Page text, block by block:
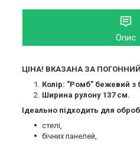
Опис
ЦІНА! ВКАЗАНА ЗА
Колір: "Ромб" бежевий
Ширина рулону 137 см.
Ідеально підходить для
стелі,
бічних панелей,